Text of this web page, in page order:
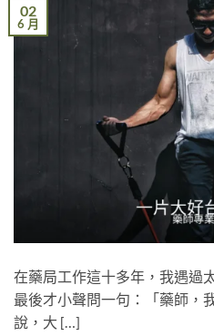
02
6 月
在藥局工作這十多年，我遇過
最後才小聲問一句：「藥師，
說，大 […]